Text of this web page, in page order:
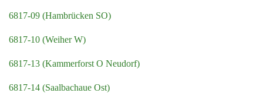
6817-09 (Hambrücken SO)
6817-10 (Weiher W)
6817-13 (Kammerforst O Neudorf)
6817-14 (Saalbachaue Ost)